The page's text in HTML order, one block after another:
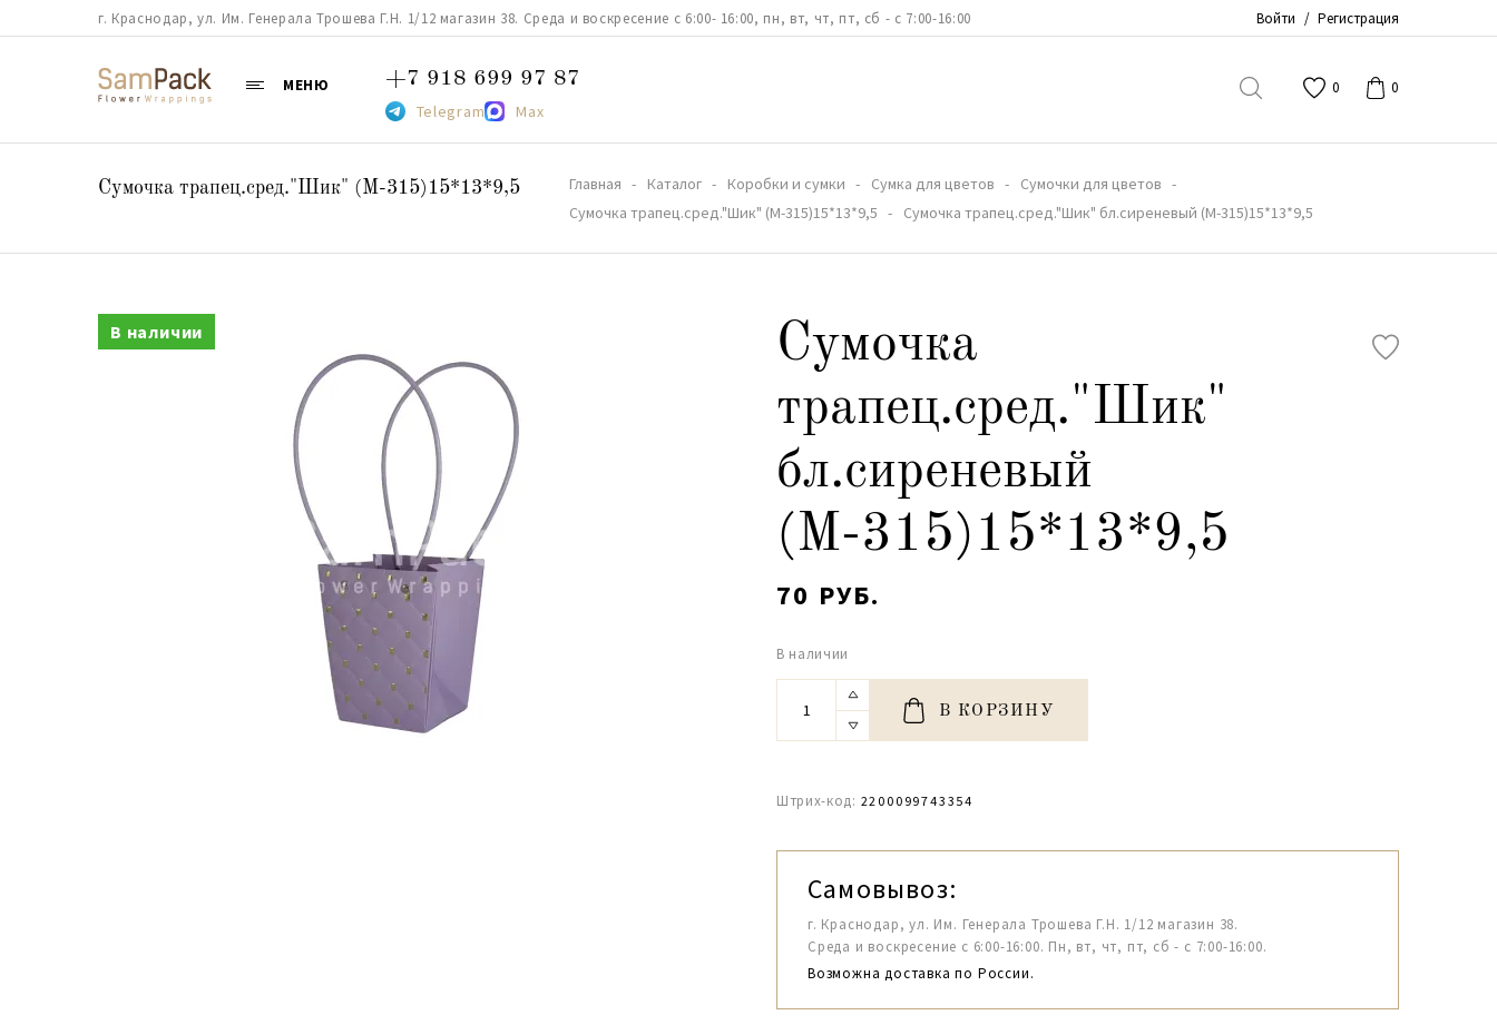
г. Краснодар, ул. Им. Генерала Трошева Г.Н. 1/12 магазин 38. Среда и воскресение с 6:00- 16:00, пн, вт, чт, пт, сб - с 7:00-16:00 Войти / Регистрация
МЕНЮ +7 918 699 97 87
Telegram Max
0 0
Сумочка трапец.сред."Шик" (М-315)15*13*9,5 Главная Каталог Коробки и сумки Сумка для цветов
Сумочки для цветов
Сумочка трапец.сред."Шик" (М-315)15*13*9,5
Сумочка трапец.сред."Шик" бл.сиреневый (М-315)15*13*9,5
В наличии
Сумочка
трапец.сред."Шик"
бл.сиреневый
(М-315)15*13*9,5
70 РУБ.
В наличии
В КОРЗИНУ
Штрих-код: 2200099743354
Самовывоз:
г. Краснодар, ул. Им. Генерала Трошева Г.Н. 1/12 магазин 38.
Среда и воскресение с 6:00-16:00. Пн, вт, чт, пт, сб - с 7:00-16:00.
Возможна доставка по России.